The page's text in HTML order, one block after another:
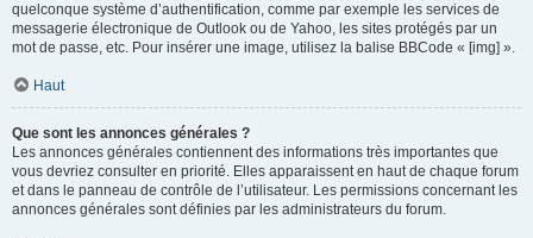
quelconque système d’authentification, comme par exemple les services de
messagerie électronique de Outlook ou de Yahoo, les sites protégés par un
mot de passe, etc. Pour insérer une image, utilisez la balise BBCode « [img] ».
Haut
Que sont les annonces générales ?
Les annonces générales contiennent des informations très importantes que
vous devriez consulter en priorité. Elles apparaissent en haut de chaque forum
et dans le panneau de contrôle de l’utilisateur. Les permissions concernant les
annonces générales sont définies par les administrateurs du forum.